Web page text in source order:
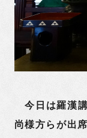
今日は羅漢
尚様方らが出